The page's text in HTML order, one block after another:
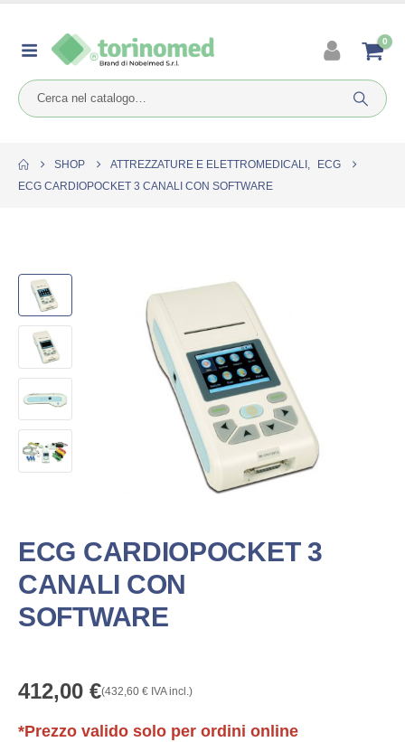
0
SHOP ATTREZZATURE E ELETTROMEDICALI ,
ECG
ECG CARDIOPOCKET 3 CANALI CON SOFTWARE
ECG CARDIOPOCKET 3
CANALI CON
SOFTWARE
412,00 €(432,60 € IVA incl.)
*Prezzo valido solo per ordini online